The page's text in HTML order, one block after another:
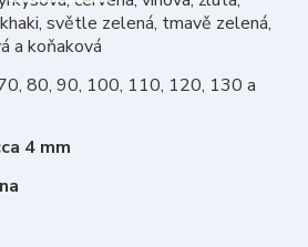
světle zelená, tmavě zelená,
a koňaková
80, 90, 100, 110, 120, 130 a
4 mm